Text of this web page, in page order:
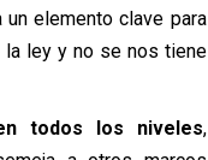
un elemento clave para
la ley y no se nos tiene
todos los niveles,